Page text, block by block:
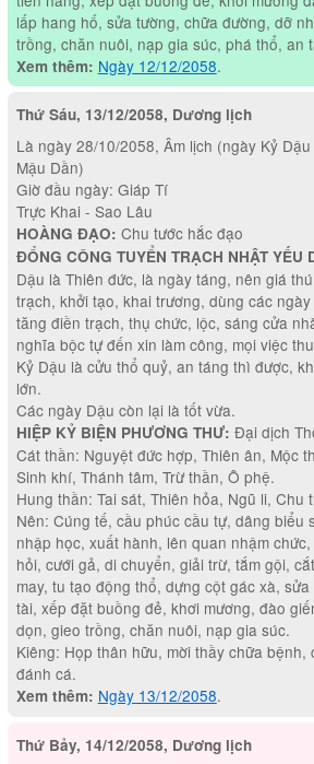
lấp hang hố, sửa tường, chữa đường, dỡ
trồng, chăn nuôi, nạp gia súc, phá thổ, an
Xem thêm: Ngày 12/12/2058.
Thứ Sáu, 13/12/2058, Dương lịch
Là ngày 28/10/2058, Âm lịch (ngày Kỷ
Mậu Dần)
Giờ đầu ngày: Giáp Tí
Trực Khai - Sao Lâu
HOÀNG ĐẠO: Chu tước hắc đạo
ĐỔNG CÔNG TUYỂN TRẠCH NHẬT YẾU
Dậu là Thiên đức, là ngày táng, nên giá
trạch, khởi tạo, khai trương, dùng các
tăng điền trạch, thụ chức, lộc, sáng cửa
nghĩa bộc tự đến xin làm công, mọi việc
Kỷ Dậu là cửu thổ quỷ, an táng thì được,
lớn.
Các ngày Dậu còn lại là tốt vừa.
HIỆP KỶ BIỆN PHƯƠNG THƯ: Đại dịch
Cát thần: Nguyệt đức hợp, Thiên ân, Mộc
Sinh khí, Thánh tâm, Trừ thần, Ô phệ.
Hung thần: Tai sát, Thiên hỏa, Ngũ li, Chu
Nên: Cúng tế, cầu phúc cầu tự, dâng biểu
nhập học, xuất hành, lên quan nhậm
hỏi, cưới gả, di chuyển, giải trừ, tắm gội,
may, tu tạo động thổ, dựng cột gác xà,
tài, xếp đặt buồng đẻ, khơi mương, đào
dọn, gieo trồng, chăn nuôi, nạp gia súc.
Kiêng: Họp thân hữu, mời thầy chữa bệnh,
đánh cá.
Xem thêm: Ngày 13/12/2058.
Thứ Bảy, 14/12/2058, Dương lịch